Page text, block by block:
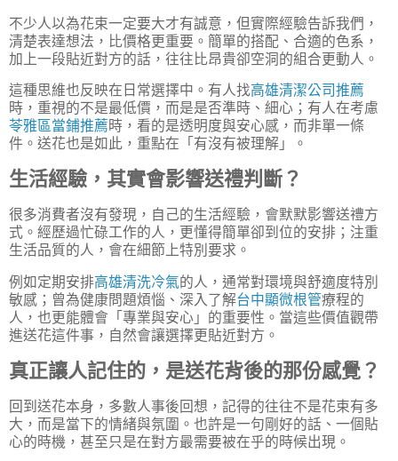
不少人以為花束一定要大才有誠意，但實際經驗告訴我們，
清楚表達想法，比價格更重要。簡單的搭配、合適的色系，
加上一段貼近對方的話，往往比昂貴卻空洞的組合更動人。
這種思維也反映在日常選擇中。有人找高雄清潔公司推薦
時，重視的不是最低價，而是是否準時、細心；有人在考慮
苓雅區當鋪推薦時，看的是透明度與安心感，而非單一條
件。送花也是如此，重點在「有沒有被理解」。
生活經驗，其實會影響送禮判斷？
很多消費者沒有發現，自己的生活經驗，會默默影響送禮方
式。經歷過忙碌工作的人，更懂得簡單卻到位的安排；注重
生活品質的人，會在細節上特別要求。
例如定期安排高雄清洗冷氣的人，通常對環境與舒適度特別
敏感；曾為健康問題煩惱、深入了解台中顯微根管療程的
人，也更能體會「專業與安心」的重要性。當這些價值觀帶
進送花這件事，自然會讓選擇更貼近對方。
真正讓人記住的，是送花背後的那份感覺？
回到送花本身，多數人事後回想，記得的往往不是花束有多
大，而是當下的情緒與氛圍。也許是一句剛好的話、一個貼
心的時機，甚至只是在對方最需要被在乎的時候出現。